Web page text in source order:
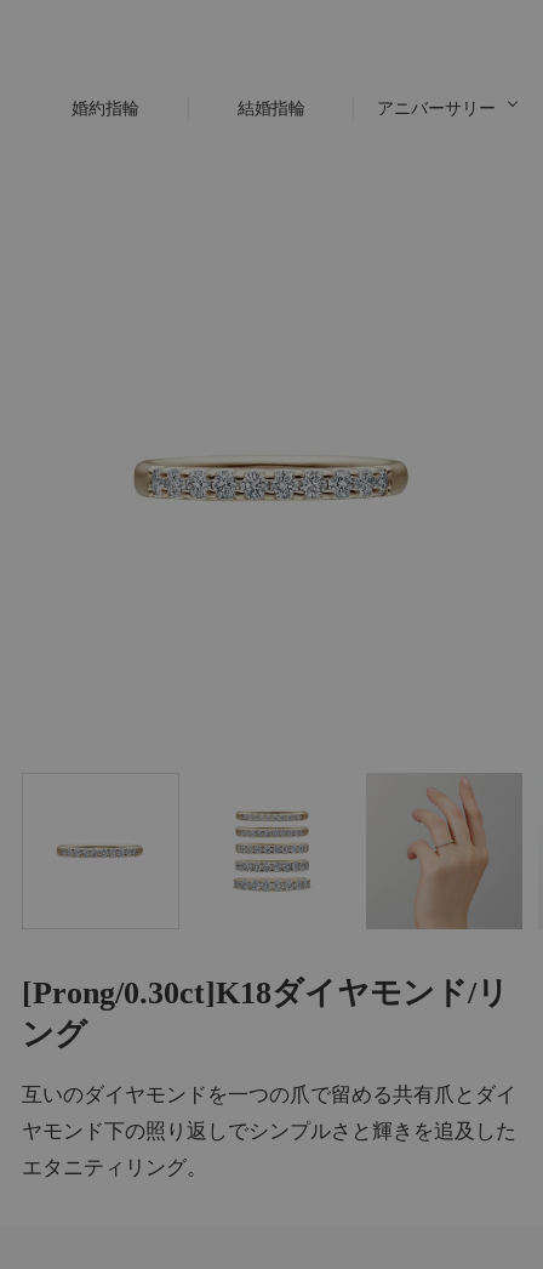
婚約指輪 結婚指輪 アニバーサリー
[Prong/0.30ct]K18ダイヤモンド/リ
ング
互いのダイヤモンドを一つの爪で留める共有爪とダイ
ヤモンド下の照り返しでシンプルさと輝きを追及した
エタニティリング。